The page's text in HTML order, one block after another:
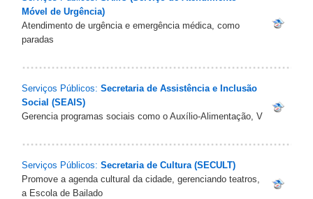
Móvel de Urgência)
Atendimento de urgência e emergência médica, como
paradas
Serviços Públicos: Secretaria de Assistência e Inclusão
Social (SEAIS)
Gerencia programas sociais como o Auxílio-Alimentação, V
Serviços Públicos: Secretaria de Cultura (SECULT)
Promove a agenda cultural da cidade, gerenciando teatros,
a Escola de Bailado